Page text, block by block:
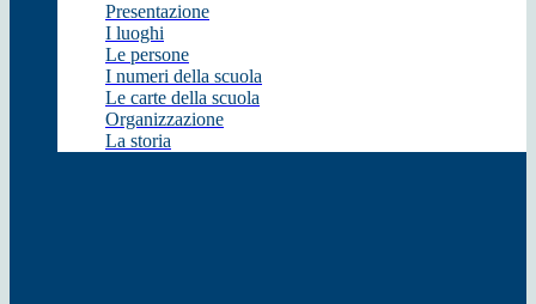
Presentazione
I luoghi
Le persone
I numeri della scuola
Le carte della scuola
Organizzazione
La storia